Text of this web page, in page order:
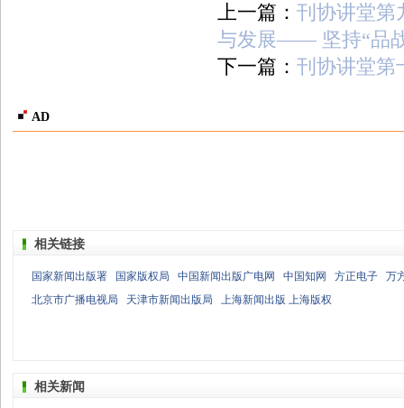
上一篇： 刊协讲堂第
与发展—— 坚持“品
下一篇： 刊协讲堂第
AD
相关链接
国家新闻出版署 国家版权局 中国新闻出版广电网 中国知网 方正电子
万
北京市广播电视局
天津市新闻出版局 上海新闻出版 上海版权
相关新闻